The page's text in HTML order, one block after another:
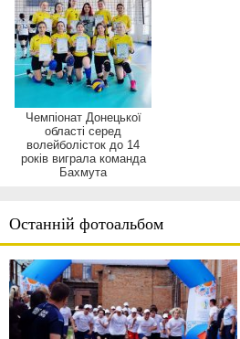
Останній фотоальбом
Чемпіонат Донецької
області серед
волейболісток до 14
років виграла команда
Бахмута